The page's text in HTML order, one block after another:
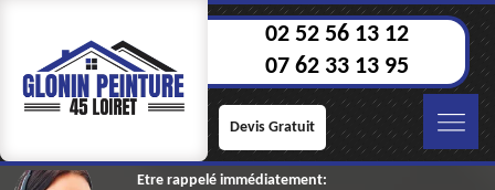
02 52 56 13 12
07 62 33 13 95
Devis Gratuit
Etre rappelé immédiatement: